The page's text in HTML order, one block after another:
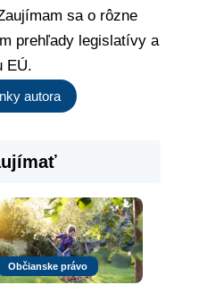
sa o rôzne
prehľady legislatívy a
EÚ.
autora
Občianske právo